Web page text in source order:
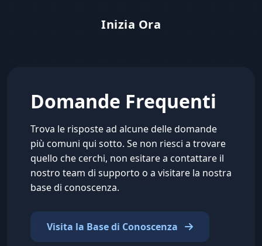
Inizia Ora
Domande Frequenti
Trova le risposte ad alcune delle domande
più comuni qui sotto. Se non riesci a trovare
quello che cerchi, non esitare a contattare il
nostro team di supporto o a visitare la nostra
base di conoscenza.
Visita la Base di Conoscenza